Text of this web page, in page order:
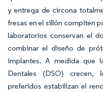
y entrega de circona
fresas en el sillón compiten
laboratorios conservan el
combinar el diseño de
implantes. A medida que
Dentales (DSO) crecen,
preferidos estabilizan el